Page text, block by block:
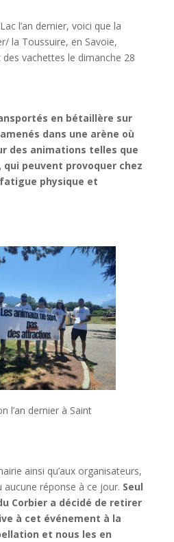
l’an dernier, voici que la
la Toussuire, en Savoie,
vachettes le dimanche 28
en bétaillère sur
dans une arène où
des animations telles que
peuvent provoquer chez
physique et
l’an dernier à Saint
ainsi qu’aux organisateurs,
aucune réponse à ce jour. Seul
Corbier a décidé de retirer
à cet événement à la
et nous les en